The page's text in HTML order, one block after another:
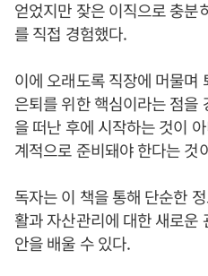
얻었지만 잦은 이직으로 충분
를 직접 경험했다.
이에 오래도록 직장에 머물며
은퇴를 위한 핵심이라는 점을
을 떠난 후에 시작하는 것이
계적으로 준비돼야 한다는 것
독자는 이 책을 통해 단순한
활과 자산관리에 대한 새로운
안을 배울 수 있다.